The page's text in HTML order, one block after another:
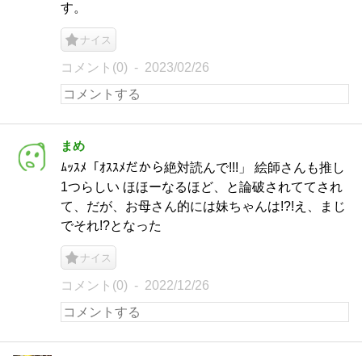
す。
ナイス
コメント(0) 2023/02/26
まめ
ﾑｯｽﾒ「ｵｽｽﾒだから絶対読んで!!!」 絵師さんも推し
1つらしい ほほーなるほど、と論破されててされ
て、だが、お母さん的には妹ちゃんは!?!え、まじ
でそれ!?となった
ナイス
コメント(0) 2022/12/26